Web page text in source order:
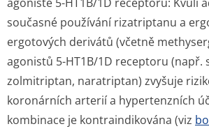
současné používání rizatriptanu a
ergotových derivátů (včetně
agonistů 5-HT1B/1D receptoru (např.
zolmitriptan, naratriptan) zvyšuje
koronárních arterií a hypertenzních
kombinace je kontraindikována (viz